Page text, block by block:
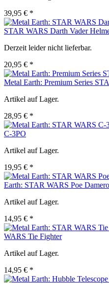
39,95 € *
STAR WARS Darth Vader
Derzeit leider nicht lieferbar.
20,95 € *
Metal Earth: Premium Series
Artikel auf Lager.
28,95 € *
C-3PO
Artikel auf Lager.
19,95 € *
Earth: STAR WARS Poe
Artikel auf Lager.
14,95 € *
WARS Tie Fighter
Artikel auf Lager.
14,95 € *